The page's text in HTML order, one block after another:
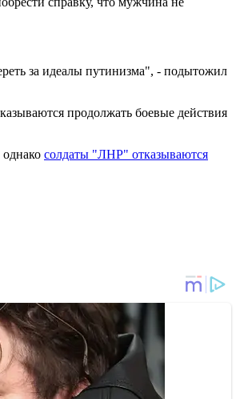
за идеалы путинизма", - подытожил
продолжать боевые действия
солдаты "ЛНР" отказываются